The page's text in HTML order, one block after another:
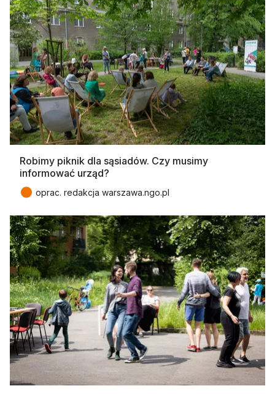
Robimy piknik dla sąsiadów. Czy musimy
informować urząd?
● oprac. redakcja warszawa.ngo.pl